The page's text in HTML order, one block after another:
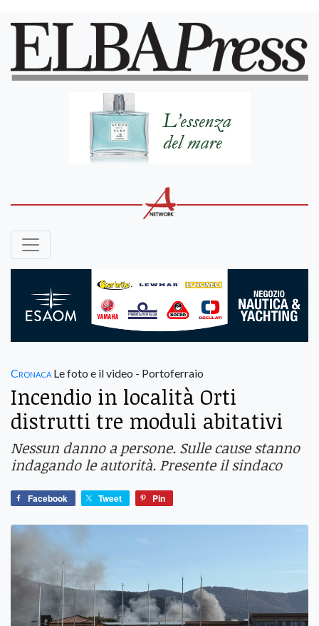
Cronaca Le foto e il video - Portoferraio
Incendio in località Orti
distrutti tre moduli abitativi
Nessun danno a persone. Sulle cause stanno
indagando le autorità. Presente il sindaco
Facebook Tweet Pin